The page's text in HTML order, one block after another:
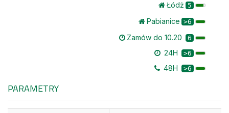
Łódż 5
Pabianice >6
Zamów do 10.20 6
24H >6
48H >6
PARAMETRY